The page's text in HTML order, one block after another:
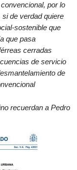
por lo
de verdad quiere
sostenible que
que pasa
cerradas
de servicio
de
recuerdan a Pedro